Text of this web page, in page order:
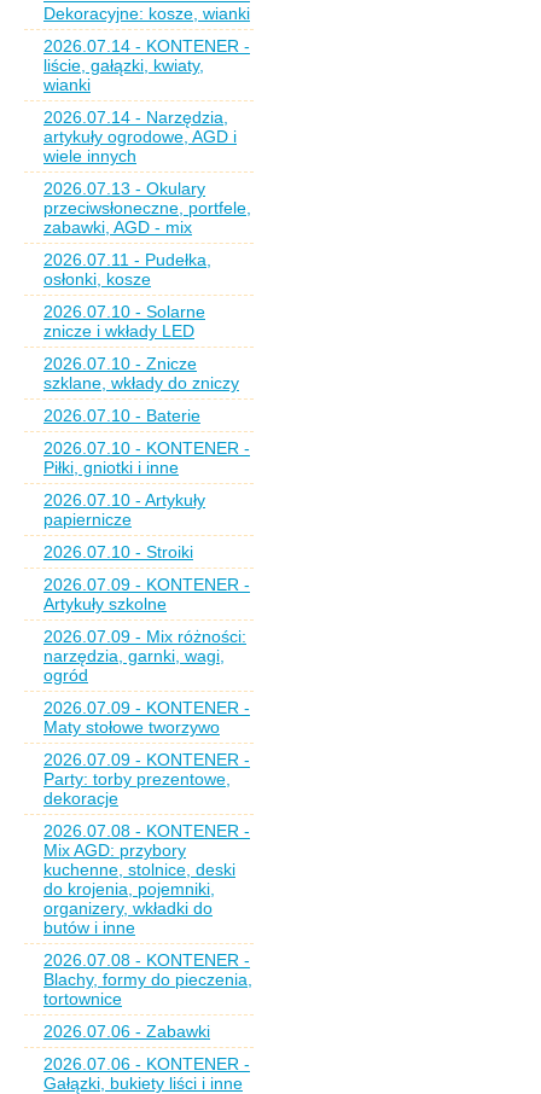
Dekoracyjne: kosze, wianki
2026.07.14 - KONTENER -
liście, gałązki, kwiaty,
wianki
2026.07.14 - Narzędzia,
artykuły ogrodowe, AGD i
wiele innych
2026.07.13 - Okulary
przeciwsłoneczne, portfele,
zabawki, AGD - mix
2026.07.11 - Pudełka,
osłonki, kosze
2026.07.10 - Solarne
znicze i wkłady LED
2026.07.10 - Znicze
szklane, wkłady do zniczy
2026.07.10 - Baterie
2026.07.10 - KONTENER -
Piłki, gniotki i inne
2026.07.10 - Artykuły
papiernicze
2026.07.10 - Stroiki
2026.07.09 - KONTENER -
Artykuły szkolne
2026.07.09 - Mix różności:
narzędzia, garnki, wagi,
ogród
2026.07.09 - KONTENER -
Maty stołowe tworzywo
2026.07.09 - KONTENER -
Party: torby prezentowe,
dekoracje
2026.07.08 - KONTENER -
Mix AGD: przybory
kuchenne, stolnice, deski
do krojenia, pojemniki,
organizery, wkładki do
butów i inne
2026.07.08 - KONTENER -
Blachy, formy do pieczenia,
tortownice
2026.07.06 - Zabawki
2026.07.06 - KONTENER -
Gałązki, bukiety liści i inne